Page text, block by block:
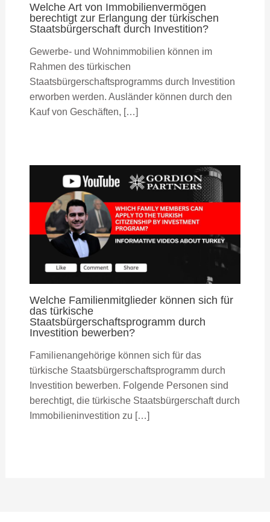
Welche Art von Immobilienvermögen
berechtigt zur Erlangung der türkischen
Staatsbürgerschaft durch Investition?
Gewerbe- und Wohnimmobilien können im
Rahmen des türkischen
Staatsbürgerschaftsprogramms durch Investition
erworben werden. Ausländer können durch den
Kauf von Geschäften, […]
Welche Familienmitglieder können sich für
das türkische
Staatsbürgerschaftsprogramm durch
Investition bewerben?
Familienangehörige können sich für das
türkische Staatsbürgerschaftsprogramm durch
Investition bewerben. Folgende Personen sind
berechtigt, die türkische Staatsbürgerschaft durch
Immobilieninvestition zu […]